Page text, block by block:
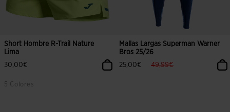
Short Hombre R-Trail Nature
Lima
30,00€
5 Colores
Mallas Largas Superman Warner
Bros 25/26
25,00€
label.price.reduced.from
49,99€label.price.to